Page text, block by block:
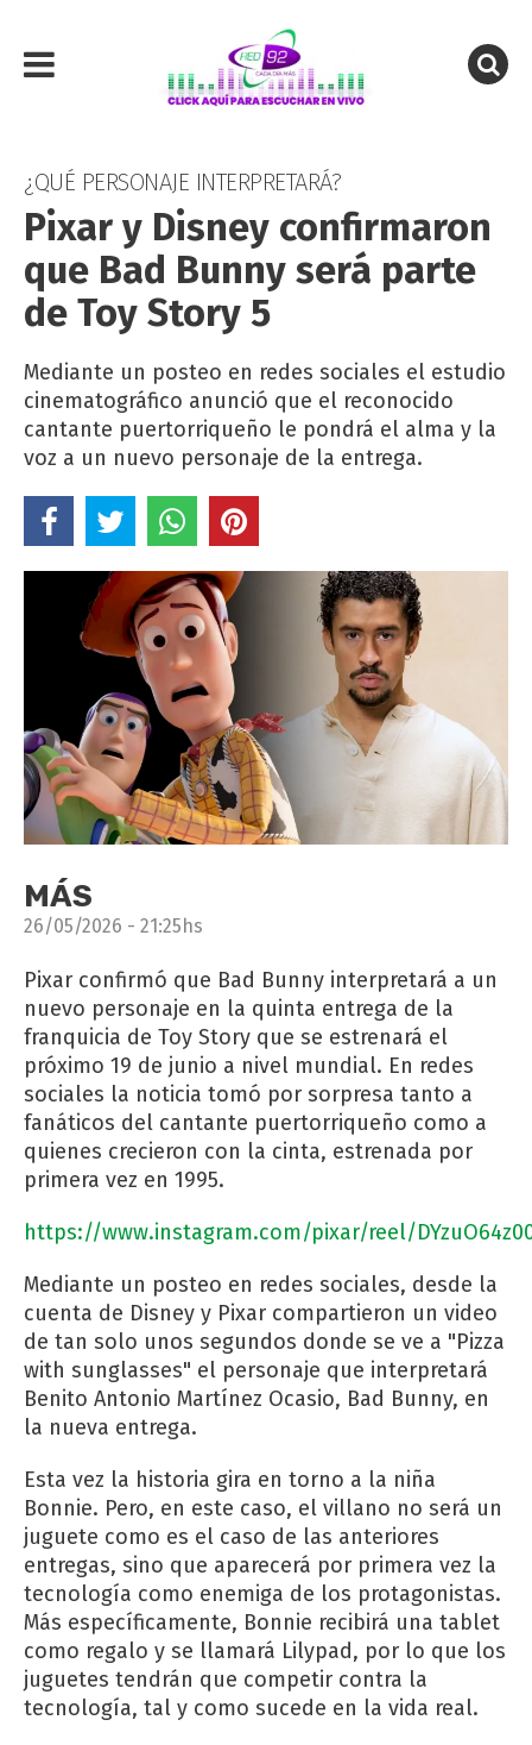
¿QUÉ PERSONAJE INTERPRETARÁ?
Pixar y Disney confirmaron
que Bad Bunny será parte
de Toy Story 5
Mediante un posteo en redes sociales el estudio
cinematográfico anunció que el reconocido
cantante puertorriqueño le pondrá el alma y la
voz a un nuevo personaje de la entrega.
MÁS
26/05/2026 - 21:25hs
Pixar confirmó que Bad Bunny interpretará a un
nuevo personaje en la quinta entrega de la
franquicia de Toy Story que se estrenará el
próximo 19 de junio a nivel mundial. En redes
sociales la noticia tomó por sorpresa tanto a
fanáticos del cantante puertorriqueño como a
quienes crecieron con la cinta, estrenada por
primera vez en 1995.
https://www.instagram.com/pixar/reel/
Mediante un posteo en redes sociales, desde la
cuenta de Disney y Pixar compartieron un video
de tan solo unos segundos donde se ve a "Pizza
with sunglasses" el personaje que interpretará
Benito Antonio Martínez Ocasio, Bad Bunny, en
la nueva entrega.
Esta vez la historia gira en torno a la niña
Bonnie. Pero, en este caso, el villano no será un
juguete como es el caso de las anteriores
entregas, sino que aparecerá por primera vez la
tecnología como enemiga de los protagonistas.
Más específicamente, Bonnie recibirá una tablet
como regalo y se llamará Lilypad, por lo que los
juguetes tendrán que competir contra la
tecnología, tal y como sucede en la vida real.